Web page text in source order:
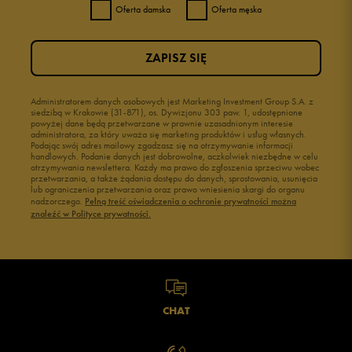
Oferta damska Oferta męska
Administratorem danych osobowych jest Marketing Investment Group S.A. z
siedzibą w Krakowie (31-871), os. Dywizjonu 303 paw. 1, udostępnione
powyżej dane będą przetwarzane w prawnie uzasadnionym interesie
administratora, za który uważa się marketing produktów i usług własnych.
Podając swój adres mailowy zgadzasz się na otrzymywanie informacji
handlowych. Podanie danych jest dobrowolne, aczkolwiek niezbędne w celu
otrzymywania newslettera. Każdy ma prawo do zgłoszenia sprzeciwu wobec
przetwarzania, a także żądania dostępu do danych, sprostowania, usunięcia
lub ograniczenia przetwarzania oraz prawo wniesienia skargi do organu
nadzorczego. Pełną treść oświadczenia o ochronie prywatności można
znaleźć w Polityce prywatności.
ZAPISZ SIĘ
CHAT